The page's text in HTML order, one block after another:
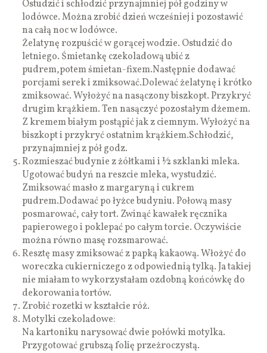
Ostudzić i schłodzić przynajmniej pół godziny w
lodówce. Można zrobić dzień wcześniej i pozostawić
na całą noc w lodówce.
Żelatynę rozpuścić w gorącej wodzie. Ostudzić do
letniego. Śmietankę czekoladową ubić z
pudrem,potem śmietan-fixem.Następnie dodawać
porcjami serek i zmiksować.Dolewać żelatynę i krótko
zmiksować. Wyłożyć na nasączony biszkopt. Przykryć
drugim krążkiem. Ten nasączyć pozostałym dżemem.
Z kremem białym postąpić jak z ciemnym. Wyłożyć na
biszkopt i przykryć ostatnim krążkiem.Schłodzić,
przynajmniej z pół godz.
Rozmieszać budynie z żółtkami i ½ szklanki mleka.
Ugotować budyń na reszcie mleka, wystudzić.
Zmiksować masło z margaryną i cukrem
pudrem.Dodawać po łyżce budyniu. Połową masy
posmarować, cały tort. Zwinąć kawałek ręcznika
papierowego i poklepać po całym torcie. Oczywiście
można równo masę rozsmarować.
Resztę masy zmiksować z papką kakaową. Włożyć do
woreczka cukierniczego z odpowiednią tylką. Ja takiej
nie miałam to wykorzystałam ozdobną końcówkę do
dekorowania tortów.
Zrobić rozetki w kształcie róż.
Motylki czekoladowe:
Na kartoniku narysować dwie połówki motylka.
Przygotować grubszą folię przeżroczystą.